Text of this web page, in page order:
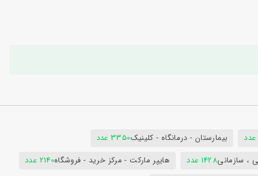
بیمارستان - درمانگاه - کلینیک3350 عدد
، سازمانی1428 عدد هایپر مارکت - مرکز خرید - فروشگاه2140 عدد